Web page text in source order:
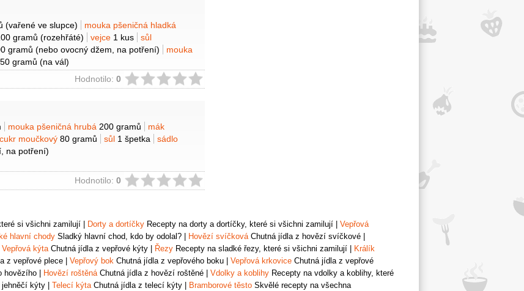
(vařené ve slupce)
mouka pšeničná hladká
gramů (rozehřáté) vejce 1 kus
sůl
gramů (nebo ovocný džem, na potření)
mouka
50 gramů (na vál)
Hodnotilo: 0
mouka pšeničná hrubá 200 gramů
mák
cukr moučkový 80 gramů sůl 1 špetka
sádlo
na potření)
Hodnotilo: 0
si všichni zamilují Dorty a dortíčky Recepty na dorty a dortíčky, které si všichni zamilují
Vepřová
hlavní chody Sladký hlavní chod, kdo by odolal? Hovězí svíčková Chutná jídla z hovězí svíčkové
Vepřová kýta Chutná jídla z vepřové kýty Řezy Recepty na sladké řezy, které si všichni zamilují
Králík
z vepřové plece Vepřový bok Chutná jídla z vepřového boku Vepřová krkovice Chutná jídla z vepřové
hovězího Hovězí roštěná Chutná jídla z hovězí roštěné Vdolky a koblihy Recepty na vdolky a koblihy, které
jehněčí kýty Telecí kýta Chutná jídla z telecí kýty Bramborové těsto Skvělé recepty na všechna